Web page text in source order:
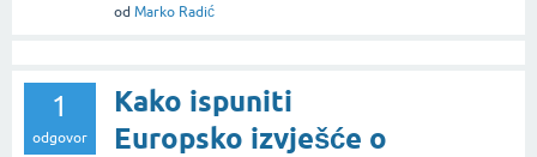
od Marko Radić
1
odgovor
Kako ispuniti
Europsko izvješće o